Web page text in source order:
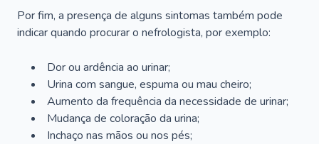
Por fim, a presença de alguns sintomas também pode
indicar quando procurar o nefrologista, por exemplo:
Dor ou ardência ao urinar;
Urina com sangue, espuma ou mau cheiro;
Aumento da frequência da necessidade de urinar;
Mudança de coloração da urina;
Inchaço nas mãos ou nos pés;